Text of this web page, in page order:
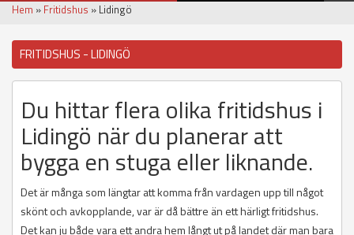
Hem » Fritidshus » Lidingö
FRITIDSHUS - LIDINGÖ
Du hittar flera olika fritidshus i
Lidingö när du planerar att
bygga en stuga eller liknande.
Det är många som längtar att komma från vardagen upp till något
skönt och avkopplande, var är då bättre än ett härligt fritidshus.
Det kan ju både vara ett andra hem långt ut på landet där man bara